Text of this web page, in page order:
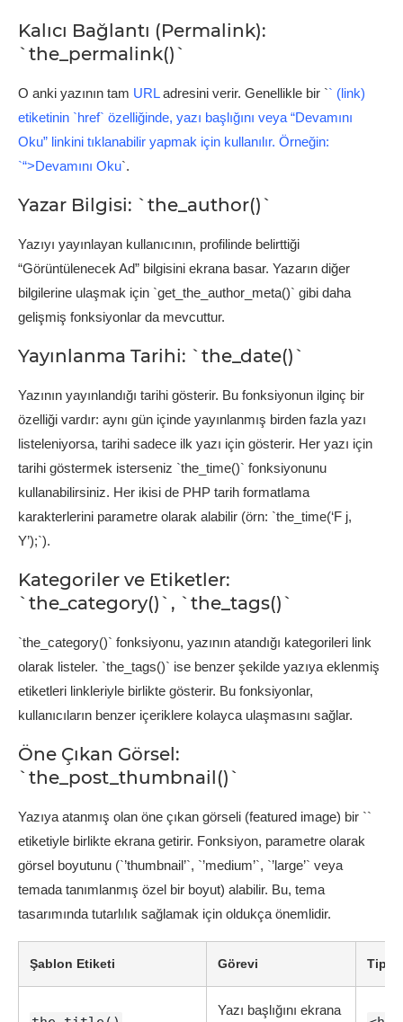
Kalıcı Bağlantı (Permalink):
`the_permalink()`
O anki yazının tam URLadresini verir. Genellikle bir `` (link)
etiketinin `href` özelliğinde, yazı başlığını veya “Devamını
Oku” linkini tıklanabilir yapmak için kullanılır. Örneğin:
`“>Devamını Oku`.
Yazar Bilgisi: `the_author()`
Yazıyı yayınlayan kullanıcının, profilinde belirttiği
“Görüntülenecek Ad” bilgisini ekrana basar. Yazarın diğer
bilgilerine ulaşmak için `get_the_author_meta()` gibi daha
gelişmiş fonksiyonlar da mevcuttur.
Yayınlanma Tarihi: `the_date()`
Yazının yayınlandığı tarihi gösterir. Bu fonksiyonun ilginç bir
özelliği vardır: aynı gün içinde yayınlanmış birden fazla yazı
listeleniyorsa, tarihi sadece ilk yazı için gösterir. Her yazı için
tarihi göstermek isterseniz `the_time()` fonksiyonunu
kullanabilirsiniz. Her ikisi de PHP tarih formatlama
karakterlerini parametre olarak alabilir (örn: `the_time(‘F j,
Y’);`).
Kategoriler ve Etiketler:
`the_category()`, `the_tags()`
`the_category()` fonksiyonu, yazının atandığı kategorileri link
olarak listeler. `the_tags()` ise benzer şekilde yazıya eklenmiş
etiketleri linkleriyle birlikte gösterir. Bu fonksiyonlar,
kullanıcıların benzer içeriklere kolayca ulaşmasını sağlar.
Öne Çıkan Görsel:
`the_post_thumbnail()`
Yazıya atanmış olan öne çıkan görseli (featured image) bir ``
etiketiyle birlikte ekrana getirir. Fonksiyon, parametre olarak
görsel boyutunu (`’thumbnail’`, `’medium’`, `’large’` veya
temada tanımlanmış özel bir boyut) alabilir. Bu, tema
tasarımında tutarlılık sağlamak için oldukça önemlidir.
Şablon Etiketi Görevi Tipik
Yazı başlığını ekrana